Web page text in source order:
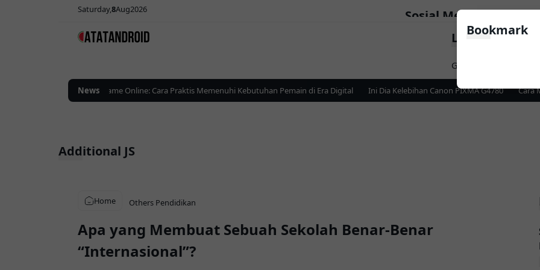
Saturday8Aug2026 Sosial Media
LinkList Nav
Game
News
Top Up Game Online: Cara Praktis Memenuhi Kebutuhan Pemain di Era Digital Ini Dia Kelebihan Canon PIXMA G4780 Cara
Home Others Pendidikan
Apa yang Membuat Sebuah Sekolah Benar-Benar
“Internasional”?
Bookmark
Additional JS